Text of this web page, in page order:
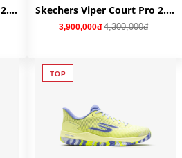
Skechers Viper Court Pro 2.0 'Black Hot Pink' 246109-BKHP Skechers Viper Court Pro 2.0 'Pink Black' 246109-PKBK
3,900,000đ 4,300,000đ
TOP